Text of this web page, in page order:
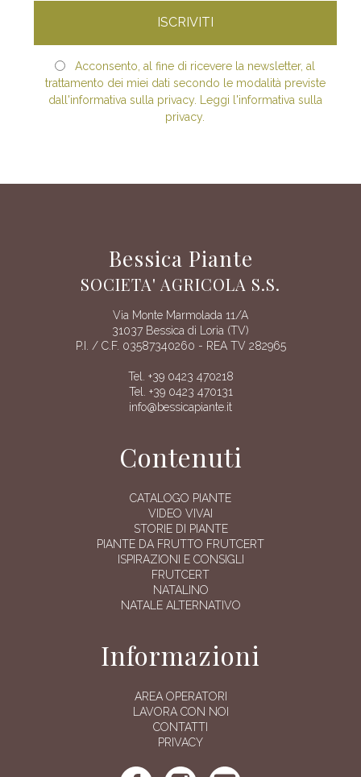
Acconsento, al fine di ricevere la newsletter, al
trattamento dei miei dati secondo le modalità previste
dall'informativa sulla privacy. Leggi l'informativa sulla
privacy.
Bessica Piante
SOCIETA' AGRICOLA S.S.
Via Monte Marmolada 11/A
31037 Bessica di Loria (TV)
P.I. / C.F. 03587340260 - REA TV 282965
Tel. +39 0423 470218
Tel. +39 0423 470131
info@bessicapiante.it
Contenuti
CATALOGO PIANTE
VIDEO VIVAI
STORIE DI PIANTE
PIANTE DA FRUTTO FRUTCERT
ISPIRAZIONI E CONSIGLI
FRUTCERT
NATALINO
NATALE ALTERNATIVO
Informazioni
AREA OPERATORI
LAVORA CON NOI
CONTATTI
PRIVACY